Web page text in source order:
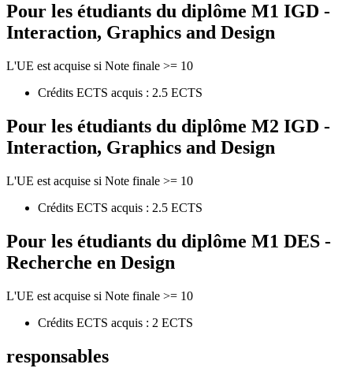
Pour les étudiants du diplôme M1 IGD -
Interaction, Graphics and Design
L'UE est acquise si Note finale >= 10
Crédits ECTS acquis : 2.5 ECTS
Pour les étudiants du diplôme M2 IGD -
Interaction, Graphics and Design
L'UE est acquise si Note finale >= 10
Crédits ECTS acquis : 2.5 ECTS
Pour les étudiants du diplôme M1 DES -
Recherche en Design
L'UE est acquise si Note finale >= 10
Crédits ECTS acquis : 2 ECTS
responsables